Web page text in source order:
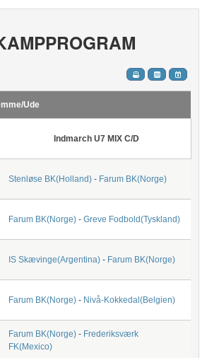
Ude
Indmarch U7 MIX C/D
Stenløse BK(Holland) - Farum BK(Norge)
Farum BK(Norge) -Greve Fodbold(Tyskland)
IS Skævinge(Argentina) - Farum BK(Norge)
Farum BK(Norge) - Nivå-Kokkedal(Belgien)
Farum BK(Norge) - Frederiksværk
FK(Mexico)